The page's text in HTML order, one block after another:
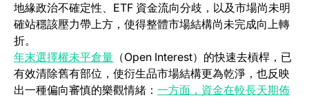
地緣政治不確定性、ETF 資金流向分歧，以及市場尚未明
確站穩該壓力帶上方，使得整體市場結構尚未完成向上轉
折。
年末選擇權未平倉量(opens in a new tab)
（Open Interest）的快速去槓桿，已
有效清除舊有部位，使衍生品市場結構更為乾淨，也反映
出一種偏向審慎的樂觀情緒： 一方面，資金在較長天期佈